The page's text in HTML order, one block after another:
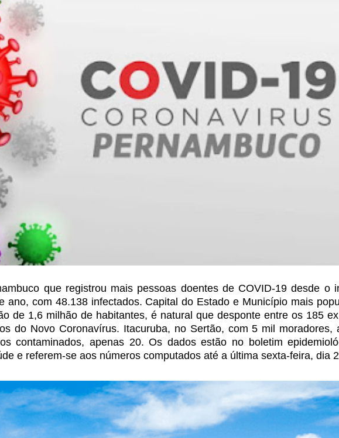
que registrou mais pessoas doentes de COVID-19 desde o
ano, com 48.138 infectados. Capital do Estado e Município mais
de 1,6 milhão de habitantes, é natural que desponte entre os 185
do Novo Coronavírus. Itacuruba, no Sertão, com 5 mil moradores,
contaminados, apenas 20. Os dados estão no boletim
e referem-se aos números computados até a última sexta-feira, dia